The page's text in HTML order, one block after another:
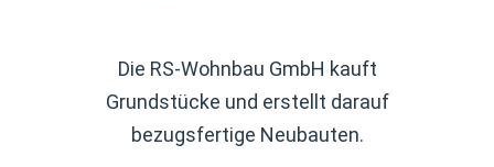
Die RS-Wohnbau GmbH kauft
Grundstücke und erstellt darauf
bezugsfertige Neubauten.